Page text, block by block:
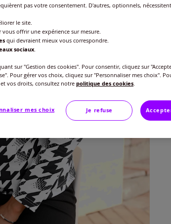
46
48
pas votre consentement. D'autres, optionnels,
le site.
offrir une expérience sur mesure.
qui devraient mieux vous correspondre.
sociaux.
sur "Gestion des cookies". Pour consentir, cliquez sur
Pour gérer vos choix, cliquez sur "Personnaliser mes choix".
vos droits, consultez notre politique des cookies.
mes choix Je refuse